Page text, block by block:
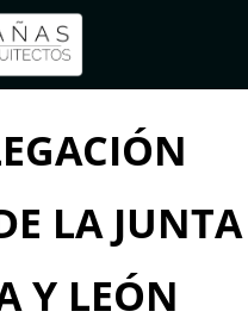
LA JUNTA
Y LEÓN